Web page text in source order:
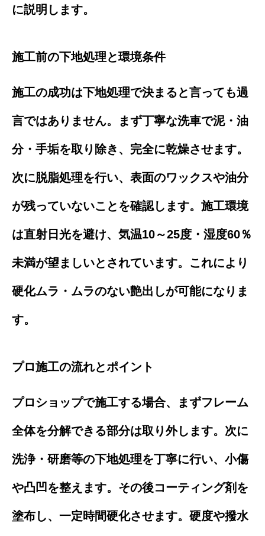
に説明します。
施工前の下地処理と環境条件
施工の成功は下地処理で決まると言っても過
言ではありません。まず丁寧な洗車で泥・油
分・手垢を取り除き、完全に乾燥させます。
次に脱脂処理を行い、表面のワックスや油分
が残っていないことを確認します。施工環境
は直射日光を避け、気温10～25度・湿度60％
未満が望ましいとされています。これにより
硬化ムラ・ムラのない艶出しが可能になりま
す。
プロ施工の流れとポイント
プロショップで施工する場合、まずフレーム
全体を分解できる部分は取り外します。次に
洗浄・研磨等の下地処理を丁寧に行い、小傷
や凸凹を整えます。その後コーティング剤を
塗布し、一定時間硬化させます。硬度や撥水